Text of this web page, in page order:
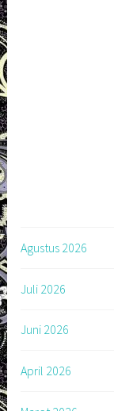
Agustus 2026
Juli 2026
Juni 2026
April 2026